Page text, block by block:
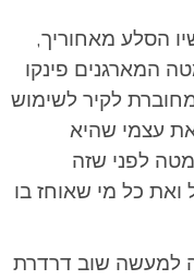
הסלע מאחוריך,
המארגנים פינקו
לקיר לשימוש
עצמי שהיא
לפני שזה
כל מי שאוחז בו
למעשה שוב דרדרת